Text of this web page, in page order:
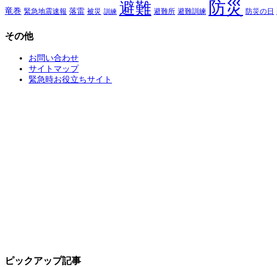
竜巻 緊急地震速報 落雷 被災 訓練 避難 避難所 避難訓練 防災 防災の日
その他
お問い合わせ
サイトマップ
緊急時お役立ちサイト
ピックアップ記事